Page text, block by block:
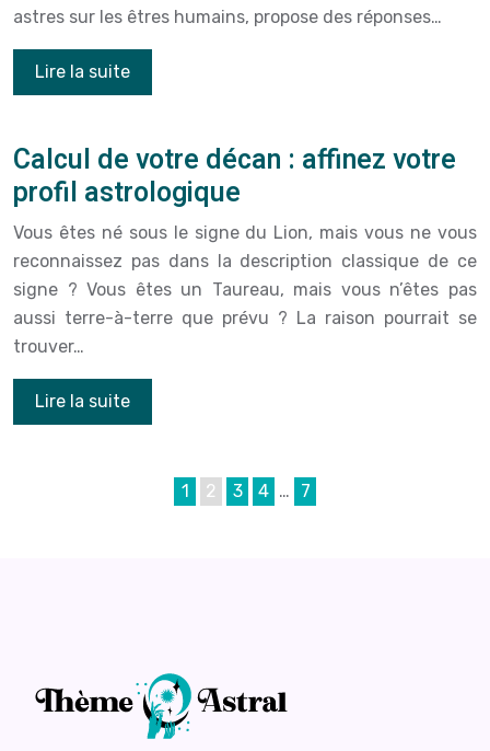
astres sur les êtres humains, propose des réponses…
Lire la suite
Calcul de votre décan : affinez votre
profil astrologique
Vous êtes né sous le signe du Lion, mais vous ne vous
reconnaissez pas dans la description classique de ce
signe ? Vous êtes un Taureau, mais vous n’êtes pas
aussi terre-à-terre que prévu ? La raison pourrait se
trouver…
Lire la suite
1 2 3 4 … 7